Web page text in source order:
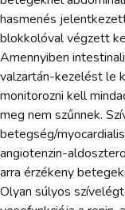
hasmenés
blokkolóval végzett
Amennyiben
valzartán-kezelést le
monitorozni kell
meg nem szűnnek.
betegség/
angiotenzin-
arra érzékeny
Olyan súlyos